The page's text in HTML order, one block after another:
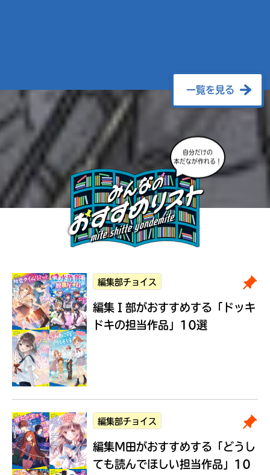
一覧を見る
自分だけの
本だなが作れる！
編集部チョイス
編集Ｉ部がおすすめする 「ドッキ
ドキの担当作品」10選
編集部チョイス
編集M田がおすすめする 「どうし
ても読んでほしい担当作品」10